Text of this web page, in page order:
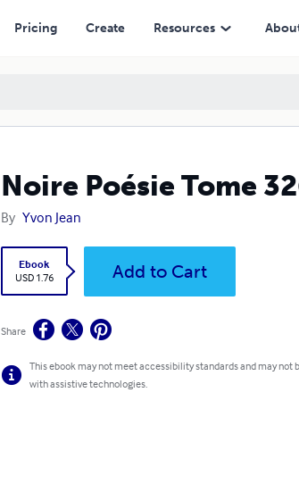
Pricing Create Resources
Noire Poésie Tome
By Yvon Jean
Ebook
USD 1.76
Add to Cart
Share
This ebook may not meet accessibility standards and may not
with assistive technologies.